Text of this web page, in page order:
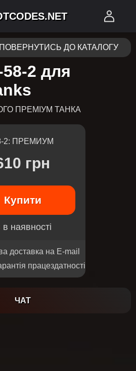
ПОВЕРНУТИСЬ ДО КАТАЛОГУ
2 для
ПРЕМІУМ ТАНКА
грн
Купити
в наявності
доставка на E-mail
працездатності
ЧАТ